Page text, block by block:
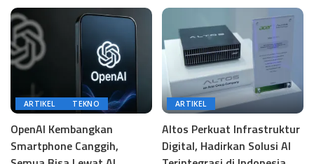
ARTIKEL TEKNO
OpenAI Kembangkan
Smartphone Canggih,
ARTIKEL
Altos Perkuat Infrastruktur
Digital, Hadirkan Solusi AI